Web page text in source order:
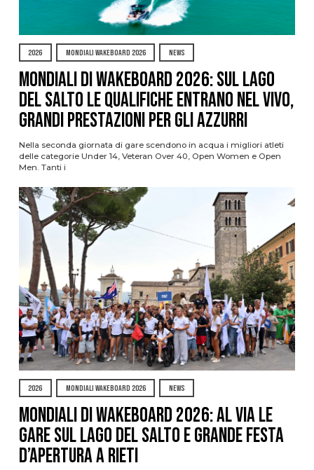
2026 MONDIALI WAKEBOARD 2026 NEWS
Mondiali di Wakeboard 2026: sul Lago
del Salto le qualifiche entrano nel vivo,
grandi prestazioni per gli azzurri
Nella seconda giornata di gare scendono in acqua i migliori atleti
delle categorie Under 14, Veteran Over 40, Open Women e Open
Men. Tanti i
2026 MONDIALI WAKEBOARD 2026 NEWS
Mondiali di Wakeboard 2026: al via le
gare sul Lago del Salto e grande festa
d’apertura a Rieti